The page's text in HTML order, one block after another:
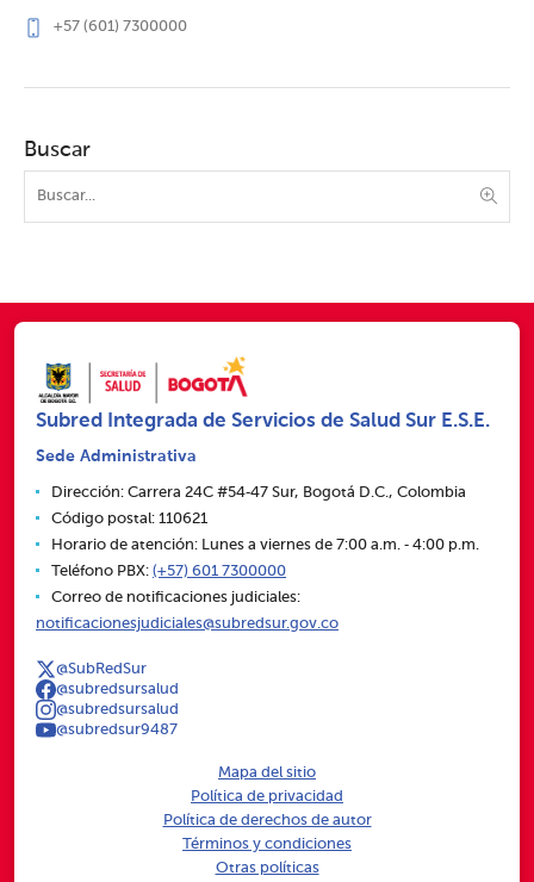
+57 (601) 7300000
Buscar
Subred Integrada de Servicios de Salud Sur E.S.E.
Sede Administrativa
Dirección: Carrera 24C #54‑47 Sur, Bogotá D.C., Colombia
Código postal: 110621
Horario de atención: Lunes a viernes de 7:00 a.m. ‑ 4:00 p.m.
Teléfono PBX: (+57) 601 7300000
Correo de notificaciones judiciales:
notificacionesjudiciales@subredsur.gov.co
@SubRedSur
@subredsursalud
@subredsursalud
@subredsur9487
Mapa del sitio
Política de privacidad
Política de derechos de autor
Términos y condiciones
Otras políticas